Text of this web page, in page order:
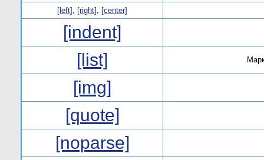
[left] , [right] , [center]
[indent]
[list]
[img]
[quote]
[noparse]